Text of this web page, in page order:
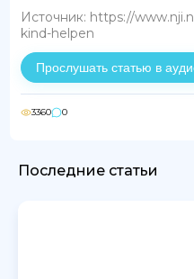
Источник: https://
kind-helpen
Прослушать статью в
3360 0
Последние статьи